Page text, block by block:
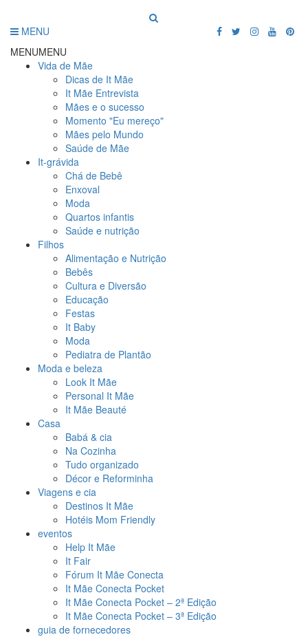
MENU
MENUMENU
Vida de Mãe
Dicas de It Mãe
It Mãe Entrevista
Mães e o sucesso
Momento "Eu mereço"
Mães pelo Mundo
Saúde de Mãe
It-grávida
Chá de Bebê
Enxoval
Moda
Quartos infantis
Saúde e nutrição
Filhos
Alimentação e Nutrição
Bebês
Cultura e Diversão
Educação
Festas
It Baby
Moda
Pediatra de Plantão
Moda e beleza
Look It Mãe
Personal It Mãe
It Mãe Beauté
Casa
Babá & cia
Na Cozinha
Tudo organizado
Décor e Reforminha
Viagens e cia
Destinos It Mãe
Hotéis Mom Friendly
eventos
Help It Mãe
It Fair
Fórum It Mãe Conecta
It Mãe Conecta Pocket
It Mãe Conecta Pocket – 2ª Edição
It Mãe Conecta Pocket – 3ª Edição
guia de fornecedores